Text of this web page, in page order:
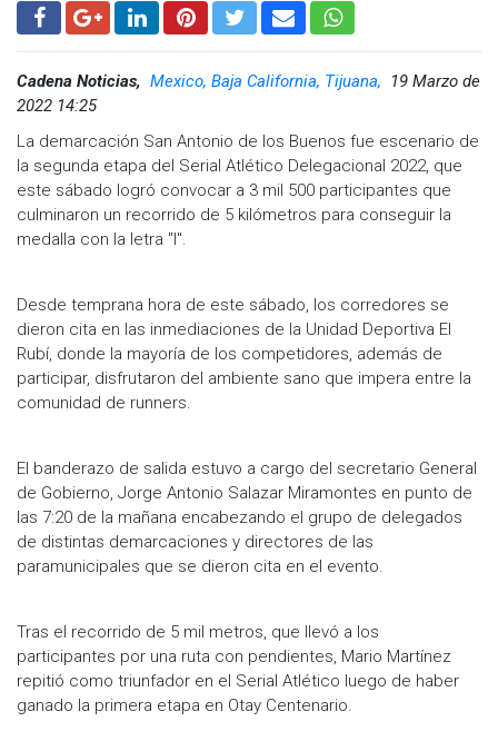
Cadena Noticias, Mexico, Baja California, Tijuana,
19 Marzo de
2022 14:25
La demarcación San Antonio de los Buenos fue escenario de
la segunda etapa del Serial Atlético Delegacional 2022, que
este sábado logró convocar a 3 mil 500 participantes que
culminaron un recorrido de 5 kilómetros para conseguir la
medalla con la letra "I".
Desde temprana hora de este sábado, los corredores se
dieron cita en las inmediaciones de la Unidad Deportiva El
Rubí, donde la mayoría de los competidores, además de
participar, disfrutaron del ambiente sano que impera entre la
comunidad de runners.
El banderazo de salida estuvo a cargo del secretario General
de Gobierno, Jorge Antonio Salazar Miramontes en punto de
las 7:20 de la mañana encabezando el grupo de delegados
de distintas demarcaciones y directores de las
paramunicipales que se dieron cita en el evento.
Tras el recorrido de 5 mil metros, que llevó a los
participantes por una ruta con pendientes, Mario Martínez
repitió como triunfador en el Serial Atlético luego de haber
ganado la primera etapa en Otay Centenario.